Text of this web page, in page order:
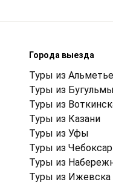
Города выезда
Туры из
Туры из Бугульмы
Туры из
Туры из Казани
Туры из Уфы
Туры из Чебоксар
Туры из
Туры из Ижевска